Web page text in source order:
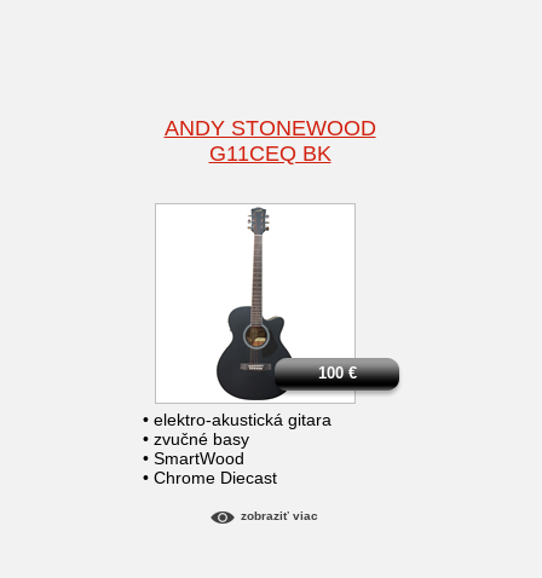
ANDY STONEWOOD
G11CEQ BK
• elektro-akustická gitara
• zvučné basy
• SmartWood
• Chrome Diecast
100€
zobraziť viac